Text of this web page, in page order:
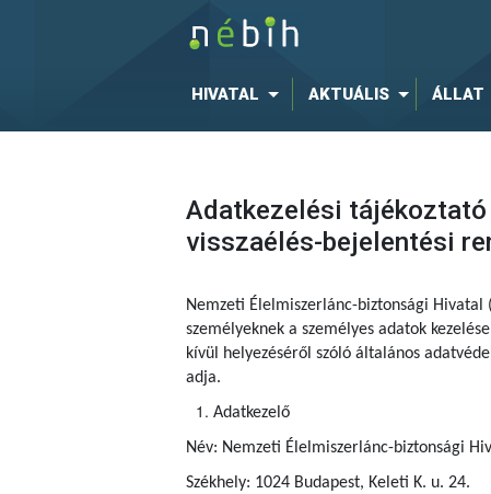
HIVATAL AKTUÁLIS ÁLLAT
Adatkezelési
visszaélés-bejelentési
Nemzeti Élelmiszerlánc-biztonsági Hivatal
személyeknek a személyes adatok
kívül helyezéséről szóló általános
adja.
Adatkezelő
Név: Nemzeti Élelmiszerlánc-biztonsági
Székhely: 1024 Budapest, Keleti K. u. 24.